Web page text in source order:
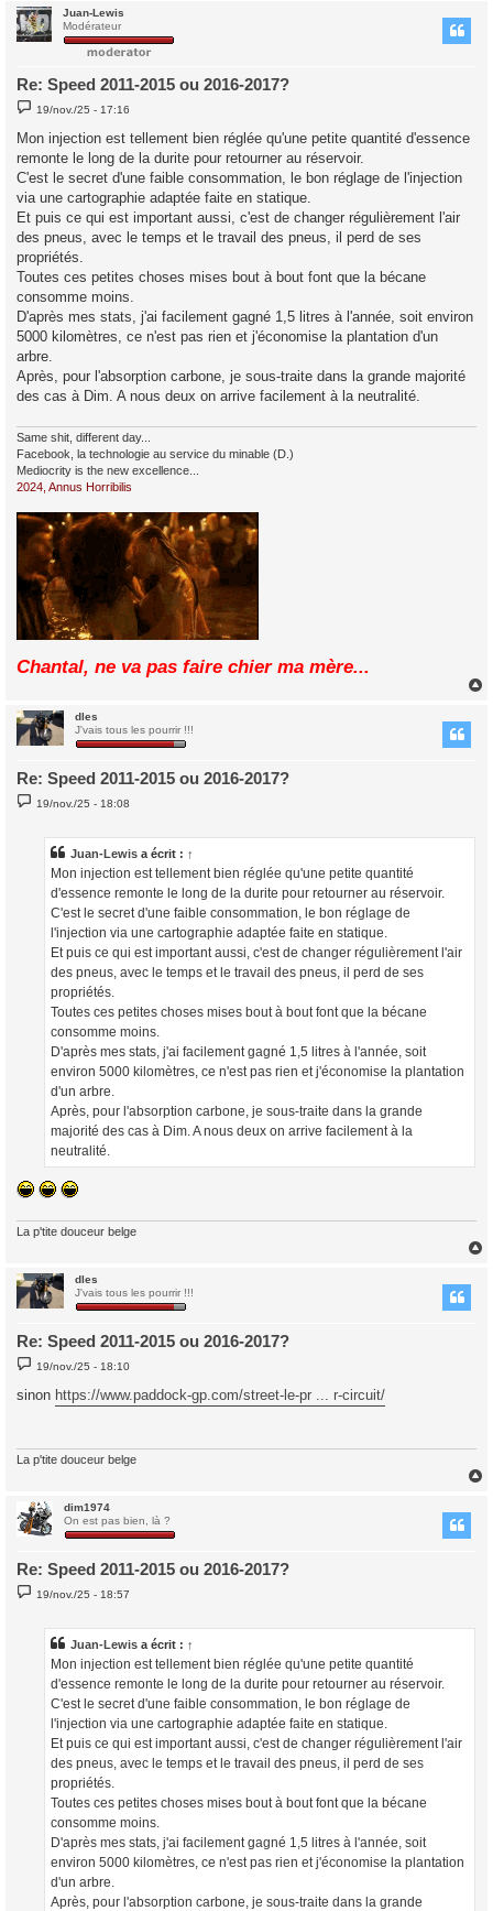
Juan-Lewis
Modérateur
Re: Speed 2011-2015 ou 2016-2017?
M
e
s
a
e
19/nov./25 - 17:16
Mon injection est tellement bien réglée qu'une petite quantité d'essence
remonte le long de la durite pour retourner au réservoir.
C'est le secret d'une faible consommation, le bon réglage de l'injection
via une cartographie adaptée faite en statique.
Et puis ce qui est important aussi, c'est de changer régulièrement l'air
des pneus, avec le temps et le travail des pneus, il perd de ses
propriétés.
Toutes ces petites choses mises bout à bout font que la bécane
consomme moins.
D'après mes stats, j'ai facilement gagné 1,5 litres à l'année, soit environ
5000 kilomètres, ce n'est pas rien et j'économise la plantation d'un
arbre.
Après, pour l'absorption carbone, je sous-traite dans la grande majorité
des cas à Dim. A nous deux on arrive facilement à la neutralité.
Same shit, different day...
Facebook, la technologie au service du minable (D.)
Mediocrity is the new excellence...
2024, Annus Horribilis
Chantal, ne va pas faire chier ma mère...
dles
J'vais tous les pourrir !!!
Re: Speed 2011-2015 ou 2016-2017?
M
19/nov./25 - 18:08
Juan-Lewis a écrit : ↑
Mon injection est tellement bien réglée qu'une petite quantité
d'essence remonte le long de la durite pour retourner au réservoir.
C'est le secret d'une faible consommation, le bon réglage de
l'injection via une cartographie adaptée faite en statique.
Et puis ce qui est important aussi, c'est de changer régulièrement l'air
des pneus, avec le temps et le travail des pneus, il perd de ses
propriétés.
Toutes ces petites choses mises bout à bout font que la bécane
consomme moins.
D'après mes stats, j'ai facilement gagné 1,5 litres à l'année, soit
environ 5000 kilomètres, ce n'est pas rien et j'économise la plantation
d'un arbre.
Après, pour l'absorption carbone, je sous-traite dans la grande
majorité des cas à Dim. A nous deux on arrive facilement à la
neutralité.
La p'tite douceur belge
dles
J'vais tous les pourrir !!!
Re: Speed 2011-2015 ou 2016-2017?
M
e
s
19/nov./25 - 18:10
sinon https://www.paddock-gp.com/street-le-pr ... r-circuit/
La p'tite douceur belge
dim1974
On est pas bien, là ?
Re: Speed 2011-2015 ou 2016-2017?
M
19/nov./25 - 18:57
Juan-Lewis a écrit : ↑
Mon injection est tellement bien réglée qu'une petite quantité
d'essence remonte le long de la durite pour retourner au réservoir.
C'est le secret d'une faible consommation, le bon réglage de
l'injection via une cartographie adaptée faite en statique.
Et puis ce qui est important aussi, c'est de changer régulièrement l'air
des pneus, avec le temps et le travail des pneus, il perd de ses
propriétés.
Toutes ces petites choses mises bout à bout font que la bécane
consomme moins.
D'après mes stats, j'ai facilement gagné 1,5 litres à l'année, soit
environ 5000 kilomètres, ce n'est pas rien et j'économise la plantation
d'un arbre.
Après, pour l'absorption carbone, je sous-traite dans la grande